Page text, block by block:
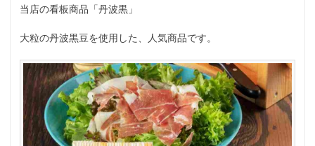
当店の看板商品「丹波黒」
大粒の丹波黒豆を使用した、人気商品です。